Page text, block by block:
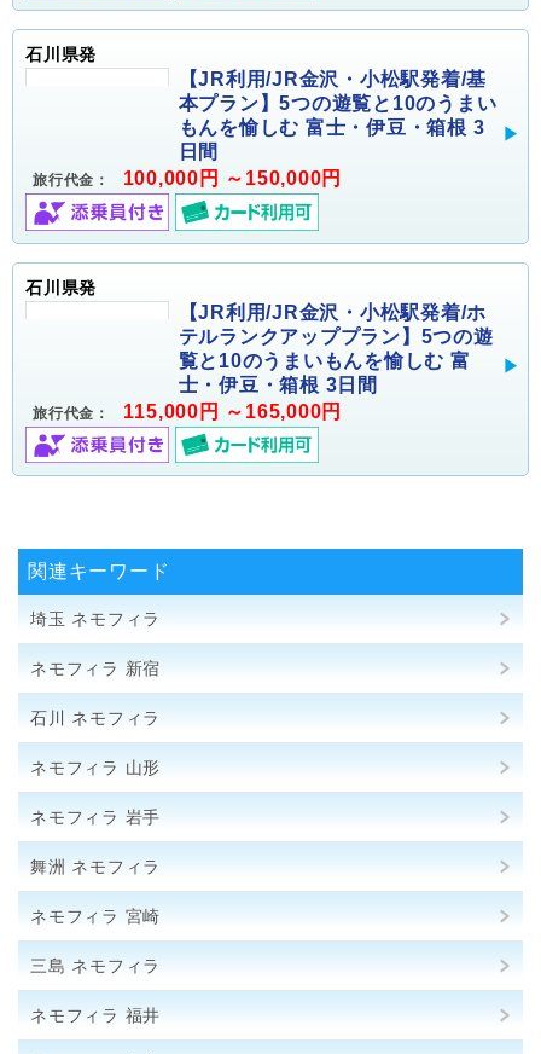
石川県発
【JR利用/JR金沢・小松駅発着/基
本プラン】5つの遊覧と10のうまい
もんを愉しむ 富士・伊豆・箱根 3
日間
旅行代金： 100,000円 ～150,000円
石川県発
【JR利用/JR金沢・小松駅発着/ホ
テルランクアッププラン】5つの遊
覧と10のうまいもんを愉しむ 富
士・伊豆・箱根 3日間
旅行代金： 115,000円 ～165,000円
関連キーワード
埼玉 ネモフィラ
ネモフィラ 新宿
石川 ネモフィラ
ネモフィラ 山形
ネモフィラ 岩手
舞洲 ネモフィラ
ネモフィラ 宮崎
三島 ネモフィラ
ネモフィラ 福井